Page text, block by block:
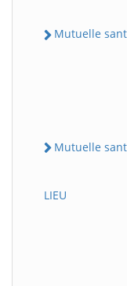
Mutuelle
Mutuelle
LIEU